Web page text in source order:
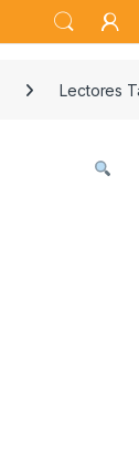
Lectores